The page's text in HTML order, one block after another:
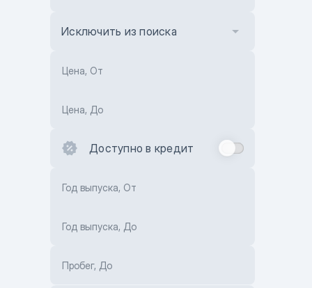
Исключить из поиска
Цена, От
Цена, До
Доступно в кредит
Год выпуска, От
Год выпуска, До
Пробег, До